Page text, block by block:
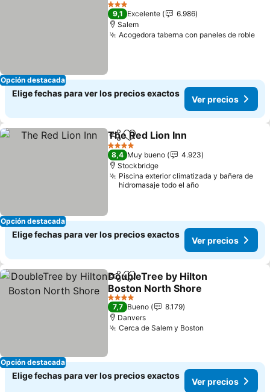
Opción destacada
3 Estrellas
9,1 Excelente
6.986
Salem
Acogedora taberna con paneles de roble
Elige fechas para ver los precios exactos
Ver precios
Opción destacada
CompartirAgregar a favoritos
The Red Lion Inn
4 Estrellas
8,4 Muy bueno
4.923
Stockbridge
Piscina exterior climatizada y bañera de
hidromasaje todo el año
Elige fechas para ver los precios exactos
Ver precios
Opción destacada
CompartirAgregar a favoritos
DoubleTree by Hilton
Boston North Shore
4 Estrellas
7,7 Bueno
8.179
Danvers
Cerca de Salem y Boston
Elige fechas para ver los precios exactos
Ver precios